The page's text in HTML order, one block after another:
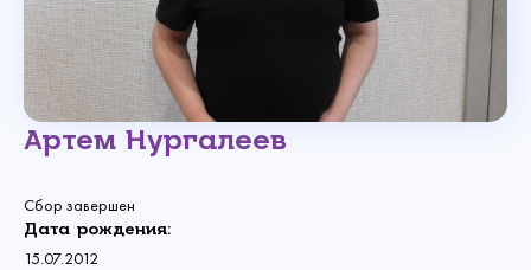
Артем Нургалеев
Сбор завершен
Дата рождения:
15.07.2012